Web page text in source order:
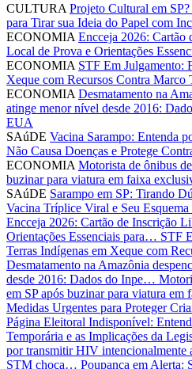
CULTURA Projeto Cultural em
para Tirar sua Ideia do Papel com
ECONOMIA Encceja 2026: Cartão
Local de Prova e Orientações
ECONOMIA STF Em Julgamento:
Xeque com Recursos Contra Marco
ECONOMIA Desmatamento na
atinge menor nível desde 2016:
EUA
SAúDE Vacina Sarampo: Entenda
Não Causa Doenças e Protege
ECONOMIA Motorista de ônibus
buzinar para viatura em faixa
SAúDE Sarampo em SP: Tirando
Vacina Tríplice Viral e Seu
Encceja 2026: Cartão de Inscrição
Orientações Essenciais para… STF
Terras Indígenas em Xeque com
Desmatamento na Amazônia
desde 2016: Dados do Inpe…
em SP após buzinar para viatura
Medidas Urgentes para Proteger
Página Eleitoral Indisponível:
Temporária e as Implicações da
por transmitir HIV intencionalmente
STM choca… Poupança em Alerta: